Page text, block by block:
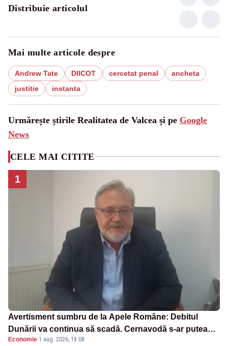
Distribuie articolul
Mai multe articole despre
Andrew Tate DIICOT cercetat penal
ancheta
justitie
instanta
Urmărește știrile Realitatea de Valcea și pe Google
News
CELE MAI CITITE
1
Avertisment sumbru de la Apele Române: Debitul
Dunării va continua să scadă. Cernavodă s-ar putea
închide în 4 zile
Economie·1 aug. 2026, 18:08